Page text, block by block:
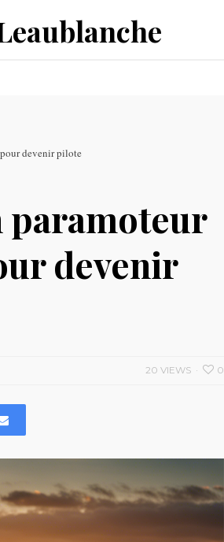
devenir pilote
paramoteur
devenir
0
20 VIEWS